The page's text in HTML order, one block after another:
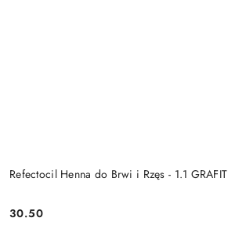
Refectocil Henna do Brwi i Rzęs - 1.1 GRAFIT
Cena:
30.50